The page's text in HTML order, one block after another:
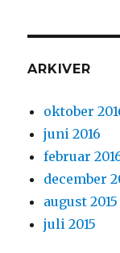
ARKIVER
oktober
juni 2016
februar
december
august 2015
juli 2015